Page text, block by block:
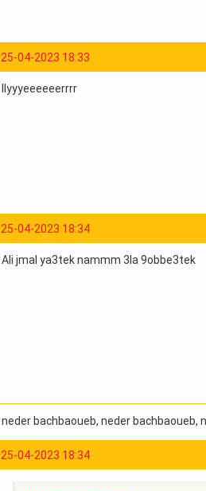
25-04-2023 18:33
Ilyyyeeeeeerrrr
25-04-2023 18:34
Ali jmal ya3tek nammm 3la 9obbe3tek
neder bachbaoueb, neder bachbaoueb,
25-04-2023 18:34